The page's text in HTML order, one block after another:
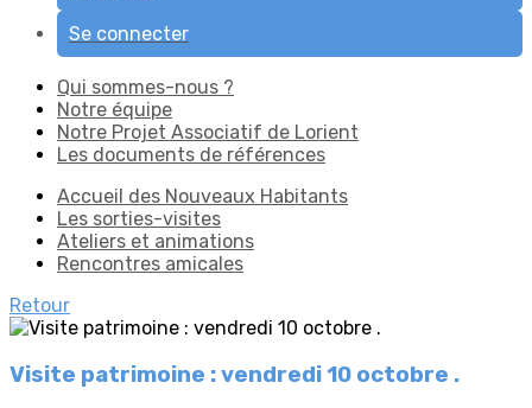
Se connecter
Qui sommes-nous ?
Notre équipe
Notre Projet Associatif de Lorient
Les documents de références
Accueil des Nouveaux Habitants
Les sorties-visites
Ateliers et animations
Rencontres amicales
Retour
Visite patrimoine : vendredi 10 octobre .